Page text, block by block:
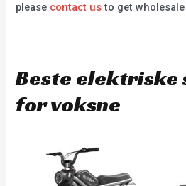
please contact usto get
Beste elektriske
for voksne